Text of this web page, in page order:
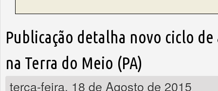
Publicação detalha novo ciclo
na Terra do Meio (PA)
terça-feira, 18 de Agosto de 2015